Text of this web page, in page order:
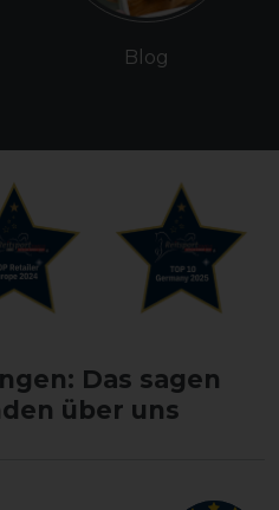
Blog
Das sagen
über uns